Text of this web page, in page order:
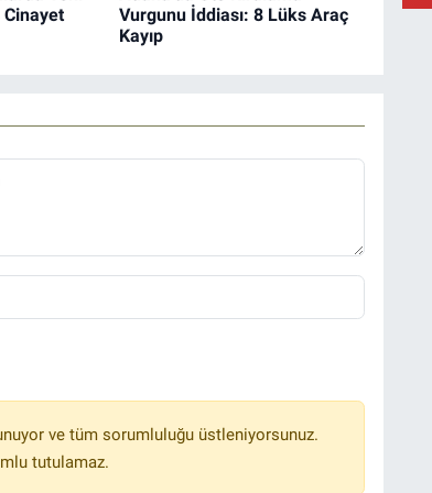
Cinayet
Vurgunu İddiası: 8 Lüks Araç
Kayıp
ve tüm sorumluluğu üstleniyorsunuz.
tutulamaz.